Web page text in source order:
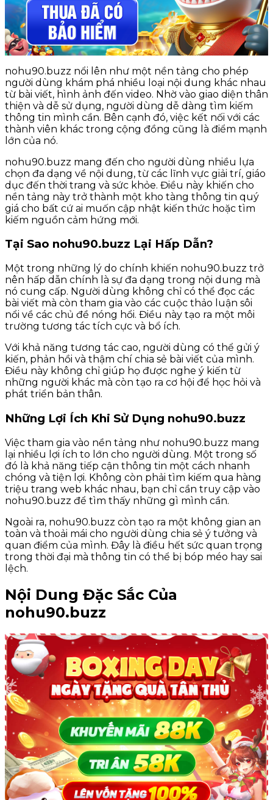
nohu90.buzz nổi lên như một nền tảng cho phép
người dùng khám phá nhiều loại nội dung khác nhau
từ bài viết, hình ảnh đến video. Nhờ vào giao diện thân
thiện và dễ sử dụng, người dùng dễ dàng tìm kiếm
thông tin mình cần. Bên cạnh đó, việc kết nối với các
thành viên khác trong cộng đồng cũng là điểm mạnh
lớn của nó.
nohu90.buzz mang đến cho người dùng nhiều lựa
chọn đa dạng về nội dung, từ các lĩnh vực giải trí, giáo
dục đến thời trang và sức khỏe. Điều này khiến cho
nền tảng này trở thành một kho tàng thông tin quý
giá cho bất cứ ai muốn cập nhật kiến thức hoặc tìm
kiếm nguồn cảm hứng mới.
Tại Sao nohu90.buzz Lại Hấp Dẫn?
Một trong những lý do chính khiến nohu90.buzz trở
nên hấp dẫn chính là sự đa dạng trong nội dung mà
nó cung cấp. Người dùng không chỉ có thể đọc các
bài viết mà còn tham gia vào các cuộc thảo luận sôi
nổi về các chủ đề nóng hổi. Điều này tạo ra một môi
trường tương tác tích cực và bổ ích.
Với khả năng tương tác cao, người dùng có thể gửi ý
kiến, phản hồi và thậm chí chia sẻ bài viết của mình.
Điều này không chỉ giúp họ được nghe ý kiến từ
những người khác mà còn tạo ra cơ hội để học hỏi và
phát triển bản thân.
Những Lợi Ích Khi Sử Dụng nohu90.buzz
Việc tham gia vào nền tảng như nohu90.buzz mang
lại nhiều lợi ích to lớn cho người dùng. Một trong số
đó là khả năng tiếp cận thông tin một cách nhanh
chóng và tiện lợi. Không còn phải tìm kiếm qua hàng
triệu trang web khác nhau, bạn chỉ cần truy cập vào
nohu90.buzz để tìm thấy những gì mình cần.
Ngoài ra, nohu90.buzz còn tạo ra một không gian an
toàn và thoải mái cho người dùng chia sẻ ý tưởng và
quan điểm của mình. Đây là điều hết sức quan trọng
trong thời đại mà thông tin có thể bị bóp méo hay sai
lệch.
Nội Dung Đặc Sắc Của
nohu90.buzz